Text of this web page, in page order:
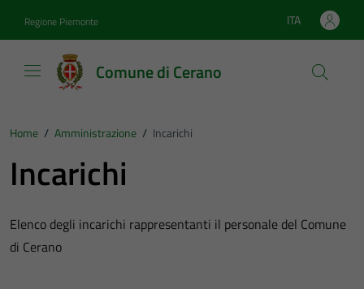
Regione Piemonte Lingua attiva:
ITA
Comune di Cerano
Home / Amministrazione / Incarichi
Incarichi
Elenco degli incarichi rappresentanti il personale del Comune
di Cerano